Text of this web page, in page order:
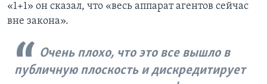
«1+1» он сказал, что «весь аппарат агентов сейчас
вне закона».
Очень плохо, что это все вышло в
публичную плоскость и дискредитирует